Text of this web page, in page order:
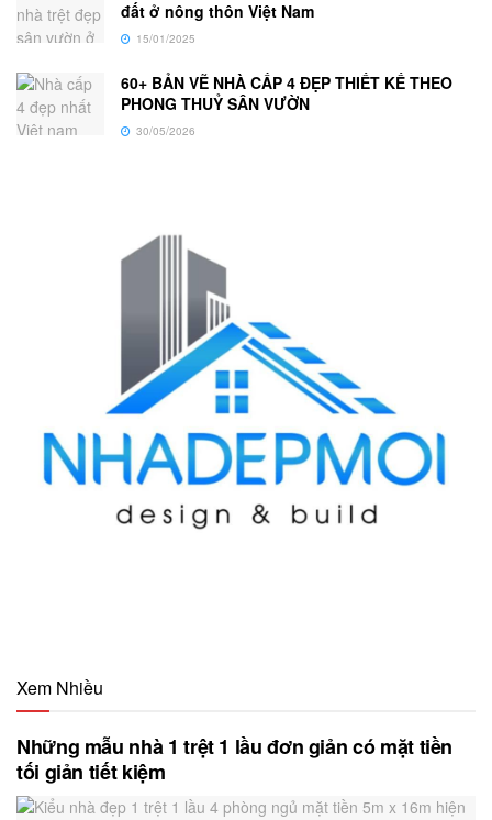
đất ở nông thôn Việt Nam
15/01/2025
60+ BẢN VẼ NHÀ CẤP 4 ĐẸP THIẾT KẾ THEO
PHONG THUỶ SÂN VƯỜN
30/05/2026
Xem Nhiều
Những mẫu nhà 1 trệt 1 lầu đơn giản có mặt tiền
tối giản tiết kiệm